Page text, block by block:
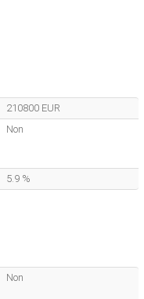
210800 EUR
Non
5.9 %
Non